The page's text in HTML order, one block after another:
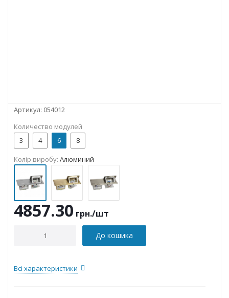
Артикул: 054012
Количество модулей
3
4 6 8
Колір виробу: Алюминий
4857.30 грн./шт
До кошика
Всі характеристики